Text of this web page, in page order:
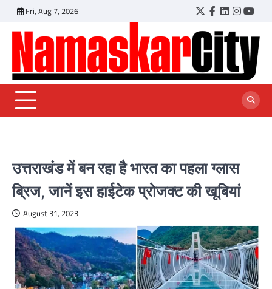
content
Fri, Aug 7, 2026 Twitter
Facebook
LinkedIn
उत्तराखंड में बन रहा है भारत का पहला ग्लास
ब्रिज, जानें इस हाईटेक प्रोजक्ट की खूबियां
August 31, 2023